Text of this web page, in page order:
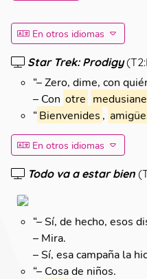
En otros idiomas
Star Trek: Prodigy(
“– Zero, dime, con
– Con otre medusiane
“ Bienvenides ,
En otros idiomas
Todo va a estar bien (
“– Sí, de hecho, esos
– Mira.
– Sí, esa campaña la
“– Cosa de niños.